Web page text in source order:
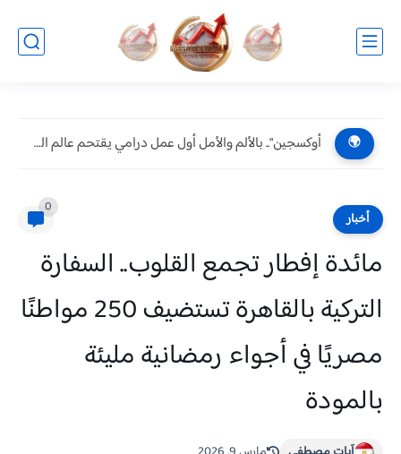
🌍 أوكسجين".. بالألم والأمل أول عمل درامي يقتحم عالم الحروق ويكشف...
أخبار
0
مائدة إفطار تجمع القلوب.. السفارة
التركية بالقاهرة تستضيف 250 مواطنًا
مصريًا في أجواء رمضانية مليئة
بالمودة